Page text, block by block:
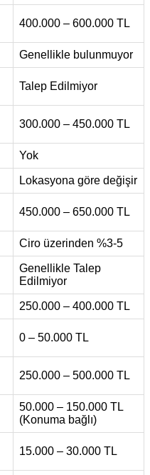
400.000 – 600.000 TL
Genellikle bulunmuyor
Talep Edilmiyor
300.000 – 450.000 TL
Yok
Lokasyona göre değişir
450.000 – 650.000 TL
Ciro üzerinden %3-5
Genellikle Talep
Edilmiyor
250.000 – 400.000 TL
0 – 50.000 TL
250.000 – 500.000 TL
50.000 – 150.000 TL
(Konuma bağlı)
15.000 – 30.000 TL